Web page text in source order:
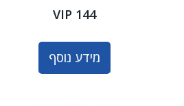
VIP 144
מידע נוסף